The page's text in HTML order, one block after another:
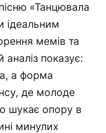
«Танцювала
ідеальним
мемів та
аналіз показує:
а форма
де молоде
шукає опору в
минулих